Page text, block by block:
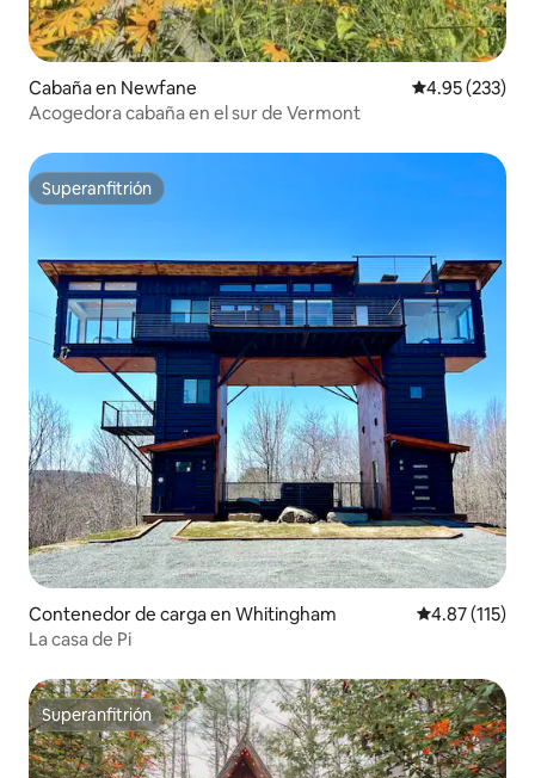
Cabaña en Newfane Calificación
4.95 (233)
Acogedora cabaña en el sur de Vermont
Superanfitrión
Superanfitrión
Contenedor de carga en Whitingham Calificación
4.87 (115)
La casa de Pi
Superanfitrión
Superanfitrión